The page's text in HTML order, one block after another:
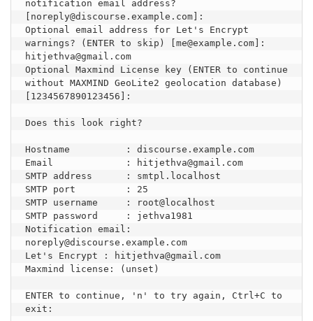
notification email address?
[noreply@discourse.example.com]:
Optional email address for Let's Encrypt
warnings? (ENTER to skip) [me@example.com]:
hitjethva@gmail.com
Optional Maxmind License key (ENTER to continue
without MAXMIND GeoLite2 geolocation database)
[1234567890123456]:
Does this look right?
Hostname          : discourse.example.com
Email             : hitjethva@gmail.com
SMTP address      : smtpl.localhost
SMTP port         : 25
SMTP username     : root@localhost
SMTP password     : jethva1981
Notification email:
noreply@discourse.example.com
Let's Encrypt : hitjethva@gmail.com
Maxmind license: (unset)
ENTER to continue, 'n' to try again, Ctrl+C to